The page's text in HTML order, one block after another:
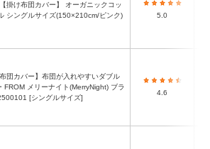
シングルサイズ(150×210cm/ピンク)
5.0
FROM メリーナイト(MerryNight) ブラ
[シングルサイズ]
4.6